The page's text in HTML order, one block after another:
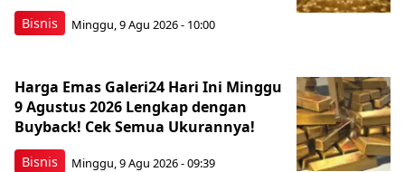
Bisnis Minggu, 9 Agu 2026 - 10:00
Bisnis
Harga Emas Galeri24 Hari Ini Minggu
9 Agustus 2026 Lengkap dengan
Buyback! Cek Semua Ukurannya!
Minggu, 9 Agu 2026 - 09:39